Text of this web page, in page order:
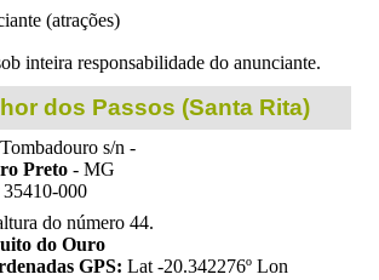
(atrações)
inteira responsabilidade do anunciante.
dos Passos (Santa Rita)
s/n -
Preto - MG
35410-000
do número 44.
do Ouro
GPS: Lat -20.342276º Lon